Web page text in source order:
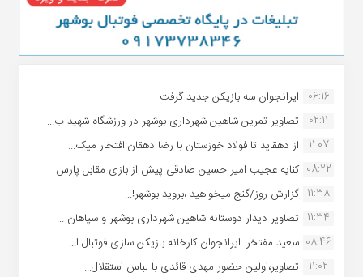
06:16 ایرانجوان سه بازیکن جدید گرفت...
02:11
تصاویر تمرین شاهین شهردارى بوشهر در ورزشگاه شهید ب...
11:07
از دهقاید تا فولاد خوزستان با رضا دهقان:افتخار میک...
08:22 کنایه عجیب امیر حسین صادقی پیش از بازی مقابل پارس ...
11:38 گزارش روز/گنج میخواهید ،بروید بوشهر!...
11:34 تصاویر دیدار دوستانه شاهین شهردارى بوشهر و سپاهان ...
08:46 سعید مفتخر :ایرانجوان کارخانه بازیکن سازی فوتبال ا...
11:02
تصاویر،اولین حضور مهدی قائدی با لباس استقلال...